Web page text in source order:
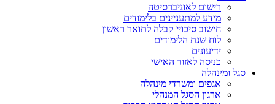
רישום לאוניברסיטה
מידע למתעניינים בלימודים
חישוב סיכויי קבלה לתואר ראשון
לוח שנת הלימודים
ידיעונים
כניסה לאזור האישי
סגל ומינהלה
אגפים ומשרדי מינהלה
ארגון הסגל המנהלי